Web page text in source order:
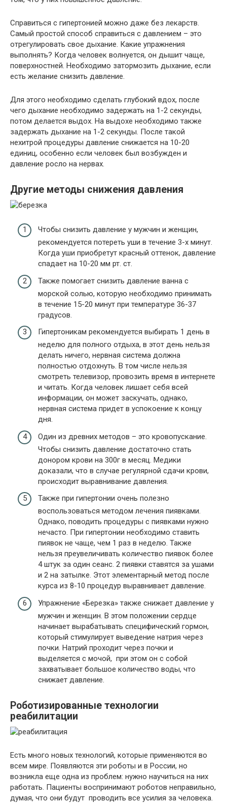
Справиться с гипертонией можно даже без лекарств.
Самый простой способ справиться с давлением – это
отрегулировать свое дыхание. Какие упражнения
выполнять? Когда человек волнуется, он дышит чаще,
поверхностней. Необходимо затормозить дыхание, если
есть желание снизить давление.
Для этого необходимо сделать глубокий вдох, после
чего дыхание необходимо задержать на 1-2 секунды,
потом делается выдох. На выдохе необходимо также
задержать дыхание на 1-2 секунды. После такой
нехитрой процедуры давление снижается на 10-20
единиц, особенно если человек был возбужден и
давление росло на нервах.
Другие методы снижения давления
Чтобы снизить давление у мужчин и женщин,
рекомендуется потереть уши в течение 3-х минут.
Когда уши приобретут красный оттенок, давление
спадает на 10-20 мм рт. ст.
Также помогает снизить давление ванна с
морской солью, которую необходимо принимать
в течение 15-20 минут при температуре 36-37
градусов.
Гипертоникам рекомендуется выбирать 1 день в
неделю для полного отдыха, в этот день нельзя
делать ничего, нервная система должна
полностью отдохнуть. В том числе нельзя
смотреть телевизор, провозить время в интернете
и читать. Когда человек лишает себя всей
информации, он может заскучать, однако,
нервная система придет в успокоение к концу
дня.
Один из древних методов – это кровопускание.
Чтобы снизить давление достаточно стать
донором крови на 300г в месяц. Медики
доказали, что в случае регулярной сдачи крови,
происходит выравнивание давления.
Также при гипертонии очень полезно
воспользоваться методом лечения пиявками.
Однако, поводить процедуры с пиявками нужно
нечасто. При гипертонии необходимо ставить
пиявок не чаще, чем 1 раз в неделю. Также
нельзя преувеличивать количество пиявок более
4 штук за один сеанс. 2 пиявки ставятся за ушами
и 2 на затылке. Этот элементарный метод после
курса из 8-10 процедур выравнивает давление.
Упражнение «Березка» также снижает давление у
мужчин и женщин. В этом положении сердце
начинает вырабатывать специфический гормон,
который стимулирует выведение натрия через
почки. Натрий проходит через почки и
выделяется с мочой, при этом он с собой
захватывает большое количество воды, что
снижает давление.
Роботизированные технологии
реабилитации
Есть много новых технологий, которые применяются во
всем мире. Появляются эти роботы и в России, но
возникла еще одна из проблем: нужно научиться на них
работать. Пациенты воспринимают роботов неправильно,
думая, что они будут проводить все усилия за человека.